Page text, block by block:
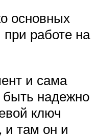
основных
при работе на
и сама
быть надежно
ключ
и там он и